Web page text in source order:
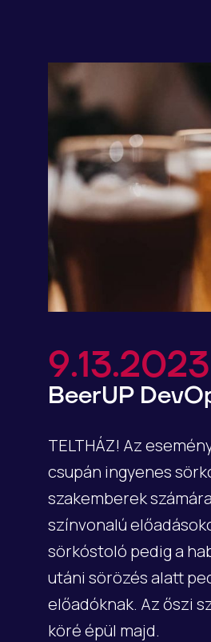
9.13.2023
BeerUP
TELTHÁZ! Az
csupán ingyenes
szakemberek
színvonalú
sörkóstoló pedig a
utáni sörözés alatt
előadóknak. Az őszi
köré épül majd.